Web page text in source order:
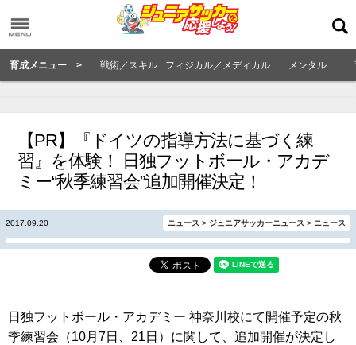
育成メニュー > 戦術／スキル フィジカル／メディカル メンタル
【PR】『ドイツの指導方法に基づく練
習』を体験！ 日独フットボール・アカデ
ミー“秋季練習会”追加開催決定！
2017.09.20 ニュース > ジュニアサッカーニュース > ニュース
日独フットボール・アカデミー 神奈川校にて開催予定の秋
季練習会（10月7日、21日）に関して、追加開催が決定し